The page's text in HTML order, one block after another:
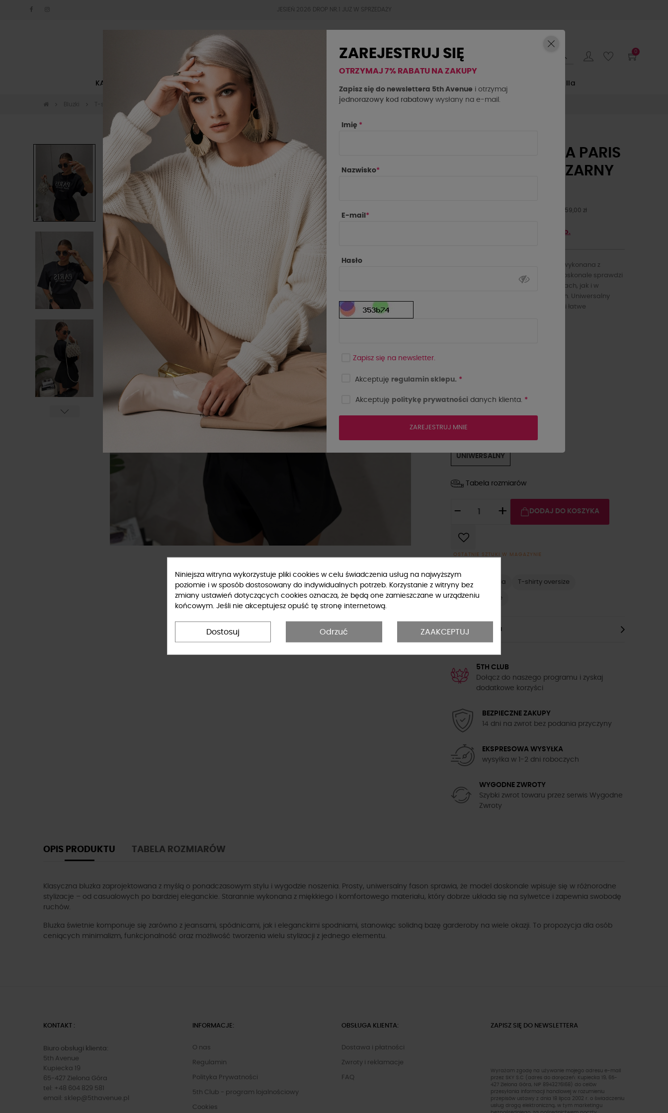
JESIEŃ 2026 DROP NR.1 JUZ W SPRZEDAŻY
KATEGORIE NOWOŚCI BESTSELLERY La Milla
0
T-shirt La Milla Paris Stylish Club czarny
NOWOŚĆ
T-SHIRT LA MILLA PARIS
STYLISH CLUB CZARNY
Najniższa cena z 30 dni przed obniżką: 159,00 zł
5th Club.
Stylowa bluzka o klasycznym kroju, wykonana z
przyjemnego w dotyku materiału. Doskonale sprawdzi
się zarówno w codziennych stylizacjach, jak i w
bardziej dopracowanych zestawach. Uniwersalny
fason gwarantuje komfort noszenia i łatwe
UNIWERSALNY
Tabela rozmiarów
- + DODAJ DO KOSZYKA
OSTATNIE SZTUKI W MAGAZYNIE
T-shirty La Milla T-shirty oversize
T-shirty długie
Opis Produktu
5TH CLUB
Dołącz do naszego programu i zyskaj
dodatkowe korzyści
BEZPIECZNE ZAKUPY
14 dni na zwrot bez podania przyczyny
EKSPRESOWA WYSYŁKA
wysyłka w 1-2 dni roboczych
WYGODNE ZWROTY
Szybki zwrot towaru przez serwis Wygodne
Zwroty
OPIS PRODUKTU TABELA ROZMIARÓW
Klasyczna bluzka zaprojektowana z myślą o ponadczasowym stylu i wygodzie noszenia. Prosty, uniwersalny fason sprawia, że model doskonale wpisuje się w różnorodne
stylizacje – od casualowych po bardziej eleganckie. Starannie wykonana z miękkiego i komfortowego materiału, który dobrze układa się na sylwetce i zapewnia swobodę
ruchów.
Bluzka świetnie komponuje się zarówno z jeansami, spódnicami, jak i eleganckimi spodniami, stanowiąc solidną bazę garderoby na wiele okazji. To propozycja dla osób
ceniących minimalizm, funkcjonalność oraz możliwość tworzenia wielu stylizacji z jednego elementu.
KONTAKT :
Biuro obsługi klienta:
5th Avenue
Kupiecka 19
65-427 Zielona Góra
tel: +48 604 829 581
email: sklep@5thavenue.pl
INFORMACJE:
O nas
Regulamin
Polityka Prywatności
5th Club - program lojalnościowy
Cookies
OBSŁUGA KLIENTA:
Dostawa i płatności
Zwroty i reklamacje
FAQ
ZAPISZ SIĘ DO NEWSLETTERA
Wyrażam zgodę na używanie mojego adresu e-mail
przez SKY S.C (adres do doręczeń: Kupiecka 19, 65-
427 Zielona Góra, NIP 8943276168) do celów
przesyłania informacji handlowej w rozumieniu
przepisów ustawy z dnia 18 lipca 2002 r. o świadczeniu
usług drogą elektroniczną, w tym marketingu
ZAREJESTRUJ SIĘ
OTRZYMAJ 7% RABATU NA ZAKUPY
Zapisz się do newslettera 5th Avenue i otrzymaj
jednorazowy kod rabatowy wysłany na e-mail.
Imię *
Nazwisko*
E-mail *
Hasło
Zapisz się na newsletter.
Akceptuję regulamin sklepu. *
Akceptuję politykę prywatności danych klienta. *
ZAREJESTRUJ MNIE
Niniejsza witryna wykorzystuje pliki cookies w celu świadczenia usług na najwyższym
poziomie i w sposób dostosowany do indywidualnych potrzeb. Korzystanie z witryny bez
zmiany ustawień dotyczących cookies oznacza, że będą one zamieszczane w urządzeniu
końcowym. Jeśli nie akceptujesz opuść tę stronę internetową.
Dostosuj Odrzuć ZAAKCEPTUJ